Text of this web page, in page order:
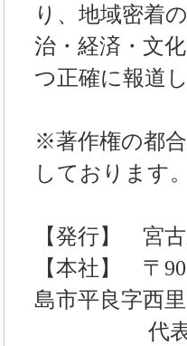
り、地域密着
治・経済・文
つ正確に報道
※著作権の都
しております
【発行】 宮
【本社】 〒
島市平良字西
代表電話